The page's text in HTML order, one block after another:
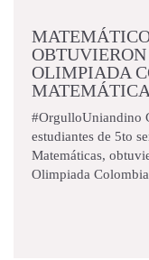
OBTUVIERON
OLIMPIADA
MATEMÁTICA
#OrgulloUniandino
estudiantes de 5to
Matemáticas,
Olimpiada